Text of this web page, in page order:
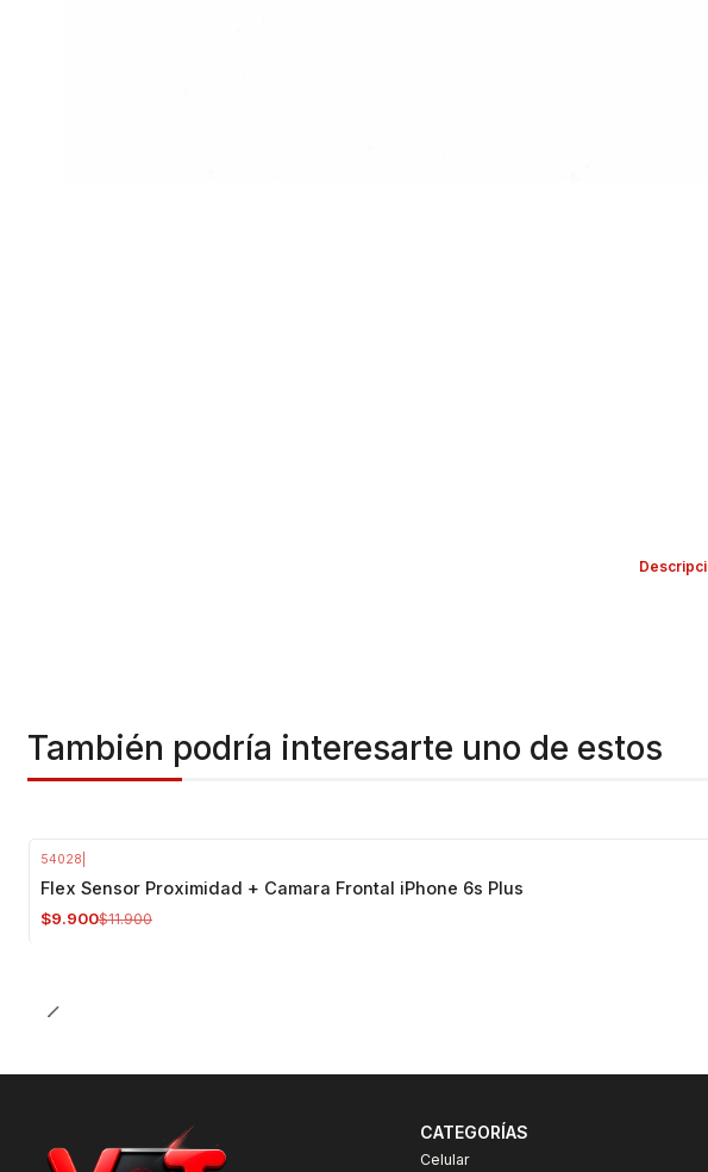
También podría interesarte uno de estos
54028
Flex Sensor Proximidad + Camara Frontal iPhone 6s Plus
$9.900$11.900
CATEGORÍAS
Celular